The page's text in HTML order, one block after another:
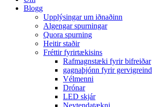
Blogg
Upplýsingar um iðnaðinn
Algengar spurningar
Quora spurning
Heitir staðir
Fréttir fyrirtækisins
Rafmagnstæki fyrir bifreiðar
gagnaþjónn fyrir gervigreind
Vélmenni
Drónar
LED skjár
Neytendatækni